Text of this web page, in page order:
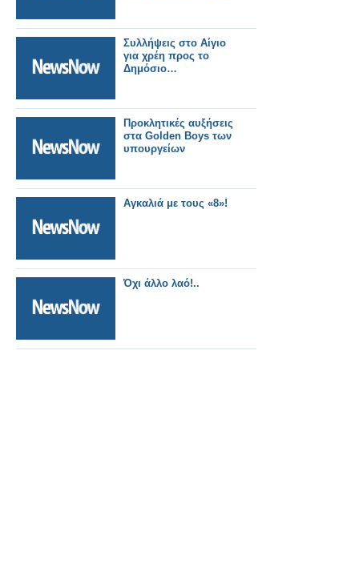
Συλλήψεις στο Αίγιο
για χρέη προς το
Δημόσιο…
Προκλητικές αυξήσεις
στα Golden Boys των
υπουργείων
Αγκαλιά με τους «8»!
Όχι άλλο λαό!..